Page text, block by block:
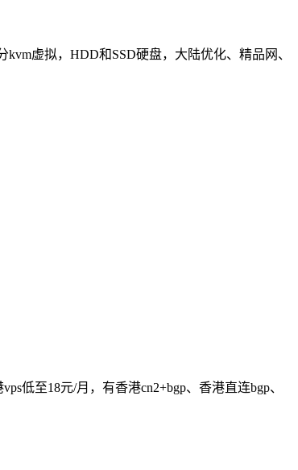
虚拟，HDD和SSD硬盘，大陆优化、精品网、
低至18元/月，有香港cn2+bgp、香港直连bgp、